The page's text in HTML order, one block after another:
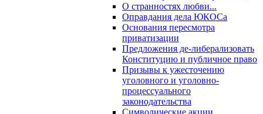
О странностях любви...
Оправдания дела ЮКОСа
Основания пересмотра
приватизации
Предложения де-либерализовать
Конституцию и публичное право
Призывы к ужесточению
уголовного и уголовно-
процессуального
законодательства
Символические акции